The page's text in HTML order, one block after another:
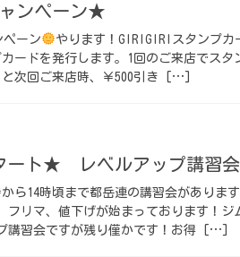
ンペーン★
ペーン
やります！GIRIGIRIスタンプ
ードを発行します。1回のご来店でス
と次回ご来店時、￥500引き […]
ート★ レベルアップ講習
ら14時頃まで都岳連の講習会がありま
フリマ、値下げが始まっております！ジ
講習会ですが残り僅かです！お得 […]